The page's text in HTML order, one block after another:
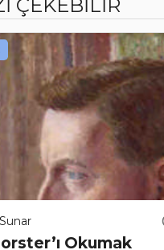
ÇEKEBİLİR
Okumak